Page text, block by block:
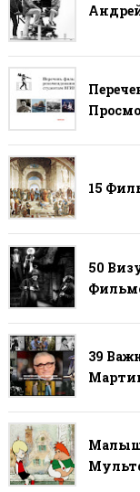
15
50
39
Малыш